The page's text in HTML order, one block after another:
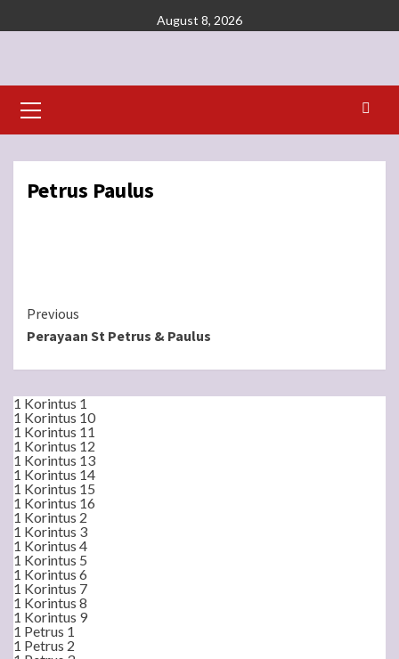
to
August 8, 2026
Menu
Petrus Paulus
Continue
Reading
Previous
Perayaan St Petrus & Paulus
1 Korintus 1
1 Korintus 10
1 Korintus 11
1 Korintus 12
1 Korintus 13
1 Korintus 14
1 Korintus 15
1 Korintus 16
1 Korintus 2
1 Korintus 3
1 Korintus 4
1 Korintus 5
1 Korintus 6
1 Korintus 7
1 Korintus 8
1 Korintus 9
1 Petrus 1
1 Petrus 2